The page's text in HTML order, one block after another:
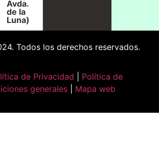
Avda.
de la
Luna)
Todos los derechos reservados.
de Privacidad
Política de
generales Mapa web